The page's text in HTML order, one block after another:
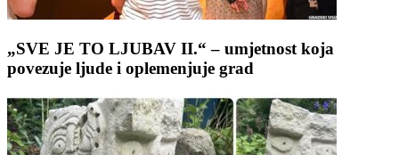
„SVE JE TO LJUBAV II.“ – umjetnost koja
povezuje ljude i oplemenjuje grad